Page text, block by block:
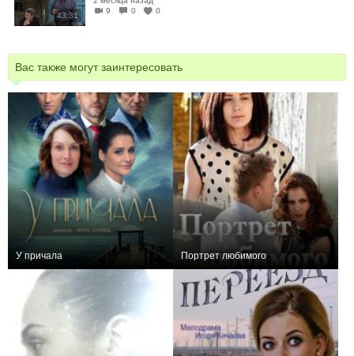
43:31
9
0 0
Вас также могут заинтересовать
У причала Портрет любимого